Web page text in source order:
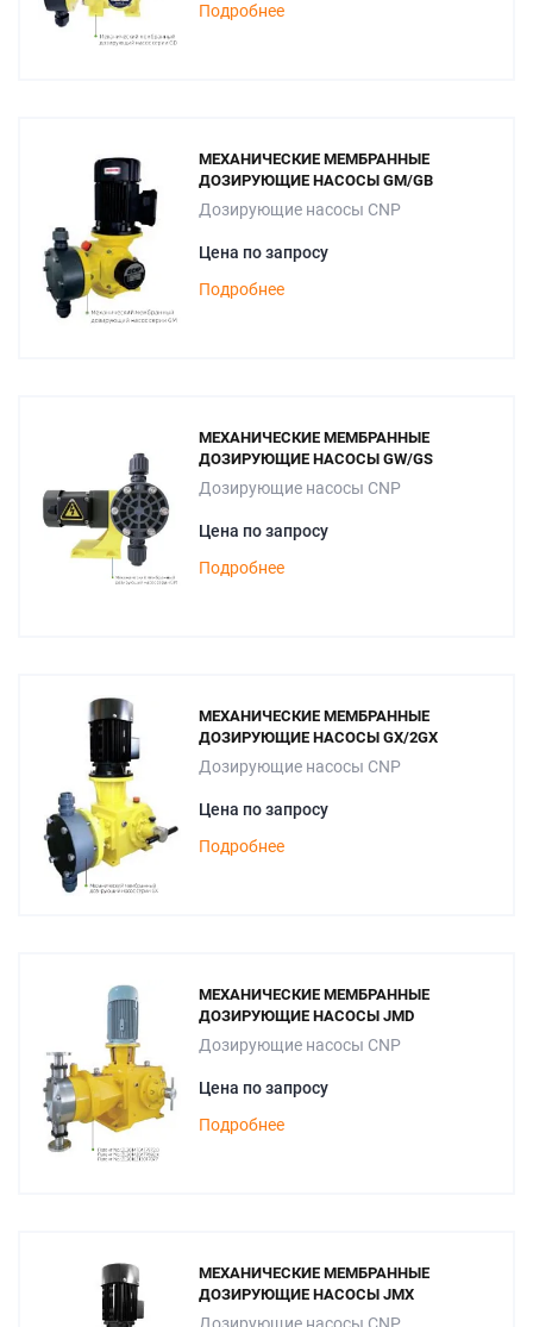
Подробнее
МЕХАНИЧЕСКИЕ МЕМБРАННЫЕ
ДОЗИРУЮЩИЕ НАСОСЫ GM/GB
Дозирующие насосы CNP
Цена по запросу
Подробнее
МЕХАНИЧЕСКИЕ МЕМБРАННЫЕ
ДОЗИРУЮЩИЕ НАСОСЫ GW/GS
Дозирующие насосы CNP
Цена по запросу
Подробнее
МЕХАНИЧЕСКИЕ МЕМБРАННЫЕ
ДОЗИРУЮЩИЕ НАСОСЫ GX/2GX
Дозирующие насосы CNP
Цена по запросу
Подробнее
МЕХАНИЧЕСКИЕ МЕМБРАННЫЕ
ДОЗИРУЮЩИЕ НАСОСЫ JMD
Дозирующие насосы CNP
Цена по запросу
Подробнее
МЕХАНИЧЕСКИЕ МЕМБРАННЫЕ
ДОЗИРУЮЩИЕ НАСОСЫ JMX